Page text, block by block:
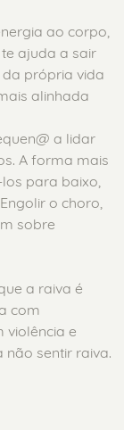
ao corpo,
ajuda a sair
própria vida
alinhada
a lidar
A forma mais
para baixo,
o choro,
sobre
a raiva é
com
violência e
não sentir raiva.